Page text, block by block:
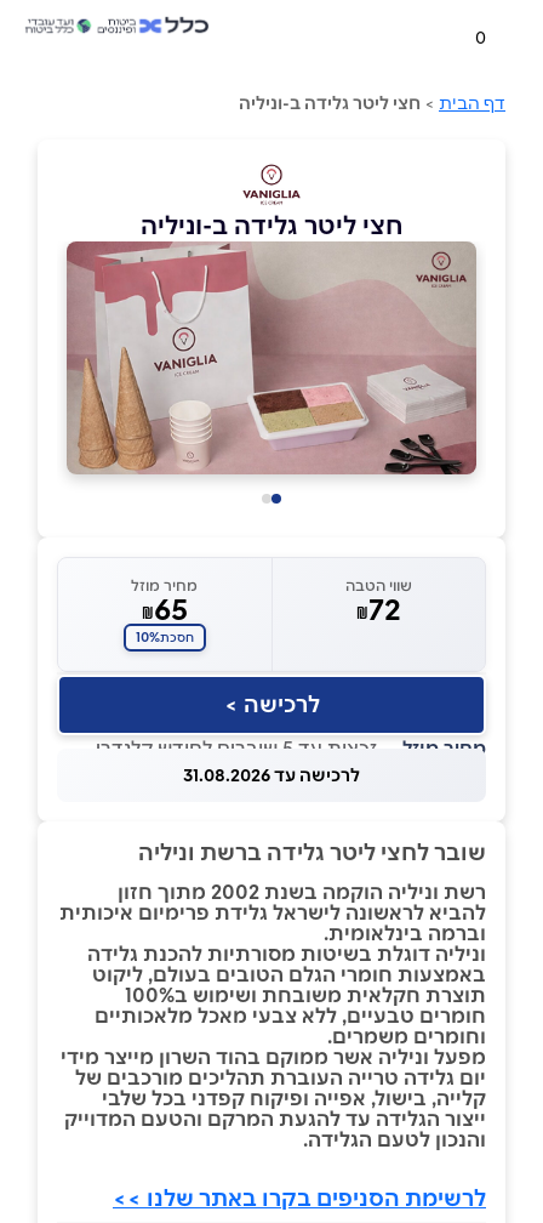
0
דף הבית > חצי ליטר גלידה ב-וניליה
חצי ליטר גלידה ב-וניליה
שווי הטבה
₪72
מחיר מוזל
₪65
חסכת10%
לרכישה >
מחיר מוזל — זכאות עד 5 שוברים לחודש קלנדרי
לרכישה עד 31.08.2026
שובר לחצי ליטר גלידה ברשת וניליה
רשת וניליה הוקמה בשנת 2002 מתוך חזון
להביא לראשונה לישראל גלידת פרימיום איכותית
וברמה בינלאומית.
וניליה דוגלת בשיטות מסורתיות להכנת גלידה
באמצעות חומרי הגלם הטובים בעולם, ליקוט
תוצרת חקלאית משובחת ושימוש ב100%
חומרים טבעיים, ללא צבעי מאכל מלאכותיים
וחומרים משמרים.
מפעל וניליה אשר ממוקם בהוד השרון מייצר מידי
יום גלידה טרייה העוברת תהליכים מורכבים של
קלייה, בישול, אפייה ופיקוח קפדני בכל שלבי
ייצור הגלידה עד להגעת המרקם והטעם המדוייק
והנכון לטעם הגלידה.
לרשימת הסניפים בקרו באתר שלנו >>